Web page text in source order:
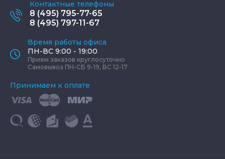
Контактные телефоны
8 (495) 795-77-65
8 (495) 797-11-67
Время работы офиса
ПН-ВС 9:00 - 19:00
Прием заказов круглосуточно
Самовывоз ПН-СБ 9-19, ВС 12-17
Принимаем к оплате